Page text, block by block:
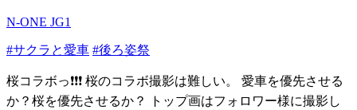
N-ONE JG1
#サクラと愛車 #後ろ姿祭
桜コラボっ❗❗❗ 桜のコラボ撮影は難しい。 愛車を優先させる
か？桜を優先させるか？ トップ画はフォロワー様に撮影し